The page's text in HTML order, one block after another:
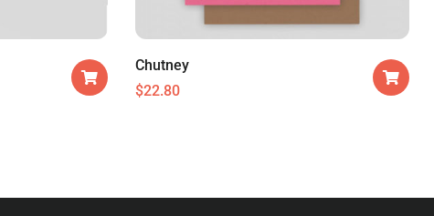
Chutney
$22.80